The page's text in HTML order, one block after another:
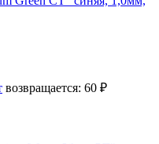
возвращается: 60 ₽